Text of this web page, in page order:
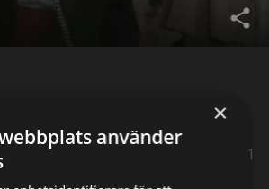
share
från 1996 | Episode 23 | Säsong 1
×
använder